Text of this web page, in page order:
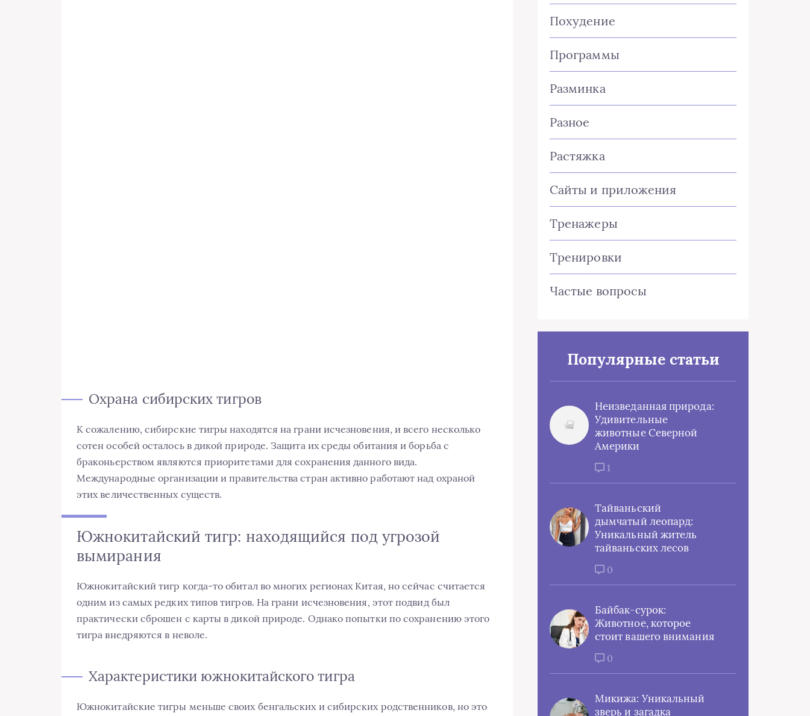
Охрана сибирских тигров
К сожалению, сибирские тигры находятся на грани исчезновения, и всего несколько
сотен особей осталось в дикой природе. Защита их среды обитания и борьба с
браконьерством являются приоритетами для сохранения данного вида.
Международные организации и правительства стран активно работают над охраной
этих величественных существ.
Южнокитайский тигр: находящийся под угрозой
вымирания
Южнокитайский тигр когда-то обитал во многих регионах Китая, но сейчас считается
одним из самых редких типов тигров. На грани исчезновения, этот подвид был
практически сброшен с карты в дикой природе. Однако попытки по сохранению этого
тигра внедряются в неволе.
Характеристики южнокитайского тигра
Южнокитайские тигры меньше своих бенгальских и сибирских родственников, но это
Похудение
Программы
Разминка
Разное
Растяжка
Сайты и приложения
Тренажеры
Тренировки
Частые вопросы
Популярные статьи
Неизведанная природа:
Удивительные
животные Северной
Америки
1
Тайваньский
дымчатый леопард:
Уникальный житель
тайваньских лесов
0
Байбак-сурок:
Животное, которое
стоит вашего внимания
0
Микижа: Уникальный
зверь и загадка